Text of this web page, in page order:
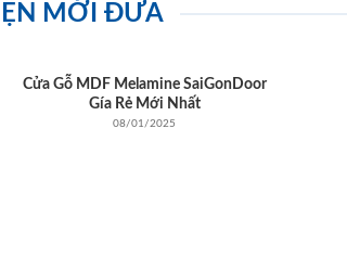
MỚI ĐƯA
Cửa Gỗ MDF Melamine SaiGonDoor
Gía Rẻ Mới Nhất
08/01/2025